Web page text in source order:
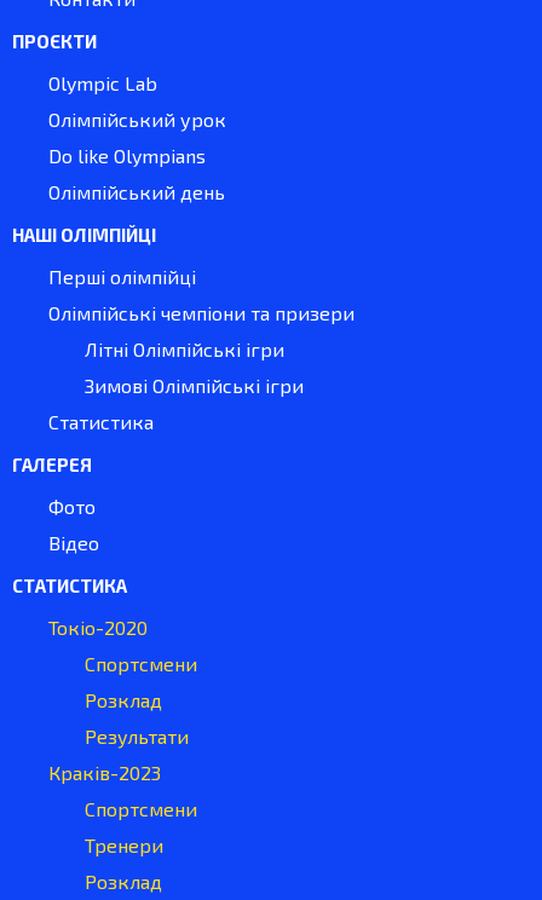
ПРОЄКТИ
Olympic Lab
Олімпійський урок
Do like Olympians
Олімпійський день
НАШІ ОЛІМПІЙЦІ
Перші олімпійці
Олімпійські чемпіони та призери
Літні Олімпійські ігри
Зимові Олімпійські ігри
Статистика
ГАЛЕРЕЯ
Фото
Відео
СТАТИСТИКА
Токіо-2020
Спортсмени
Розклад
Результати
Краків-2023
Спортсмени
Тренери
Розклад